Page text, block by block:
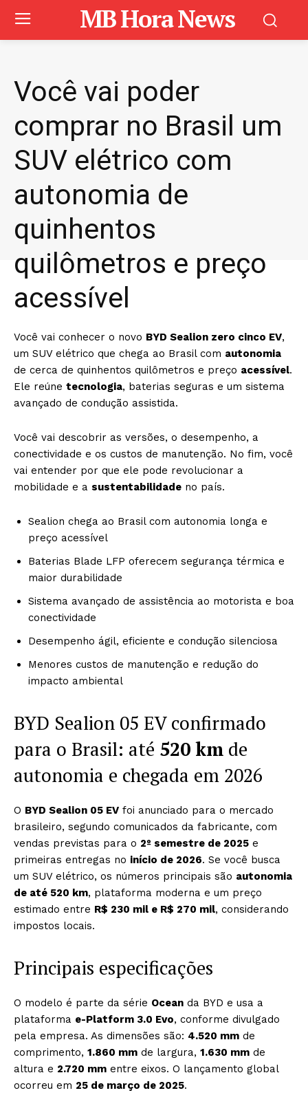
MB Hora News
Você vai poder
comprar no Brasil um
SUV elétrico com
autonomia de
quinhentos
quilômetros e preço
acessível
Você vai conhecer o novo BYD Sealion zero cinco EV,
um SUV elétrico que chega ao Brasil com autonomia
de cerca de quinhentos quilômetros e preço acessível.
Ele reúne tecnologia, baterias seguras e um sistema
avançado de condução assistida.
Você vai descobrir as versões, o desempenho, a
conectividade e os custos de manutenção. No fim, você
vai entender por que ele pode revolucionar a
mobilidade e a sustentabilidade no país.
Sealion chega ao Brasil com autonomia longa e
preço acessível
Baterias Blade LFP oferecem segurança térmica e
maior durabilidade
Sistema avançado de assistência ao motorista e boa
conectividade
Desempenho ágil, eficiente e condução silenciosa
Menores custos de manutenção e redução do
impacto ambiental
BYD Sealion 05 EV confirmado
para o Brasil: até 520 km de
autonomia e chegada em 2026
O BYD Sealion 05 EV foi anunciado para o mercado
brasileiro, segundo comunicados da fabricante, com
vendas previstas para o 2º semestre de 2025 e
primeiras entregas no início de 2026. Se você busca
um SUV elétrico, os números principais são autonomia
de até 520 km, plataforma moderna e um preço
estimado entre R$ 230 mil e R$ 270 mil, considerando
impostos locais.
Principais especificações
O modelo é parte da série Ocean da BYD e usa a
plataforma e-Platform 3.0 Evo, conforme divulgado
pela empresa. As dimensões são: 4.520 mm de
comprimento, 1.860 mm de largura, 1.630 mm de
altura e 2.720 mm entre eixos. O lançamento global
ocorreu em 25 de março de 2025.